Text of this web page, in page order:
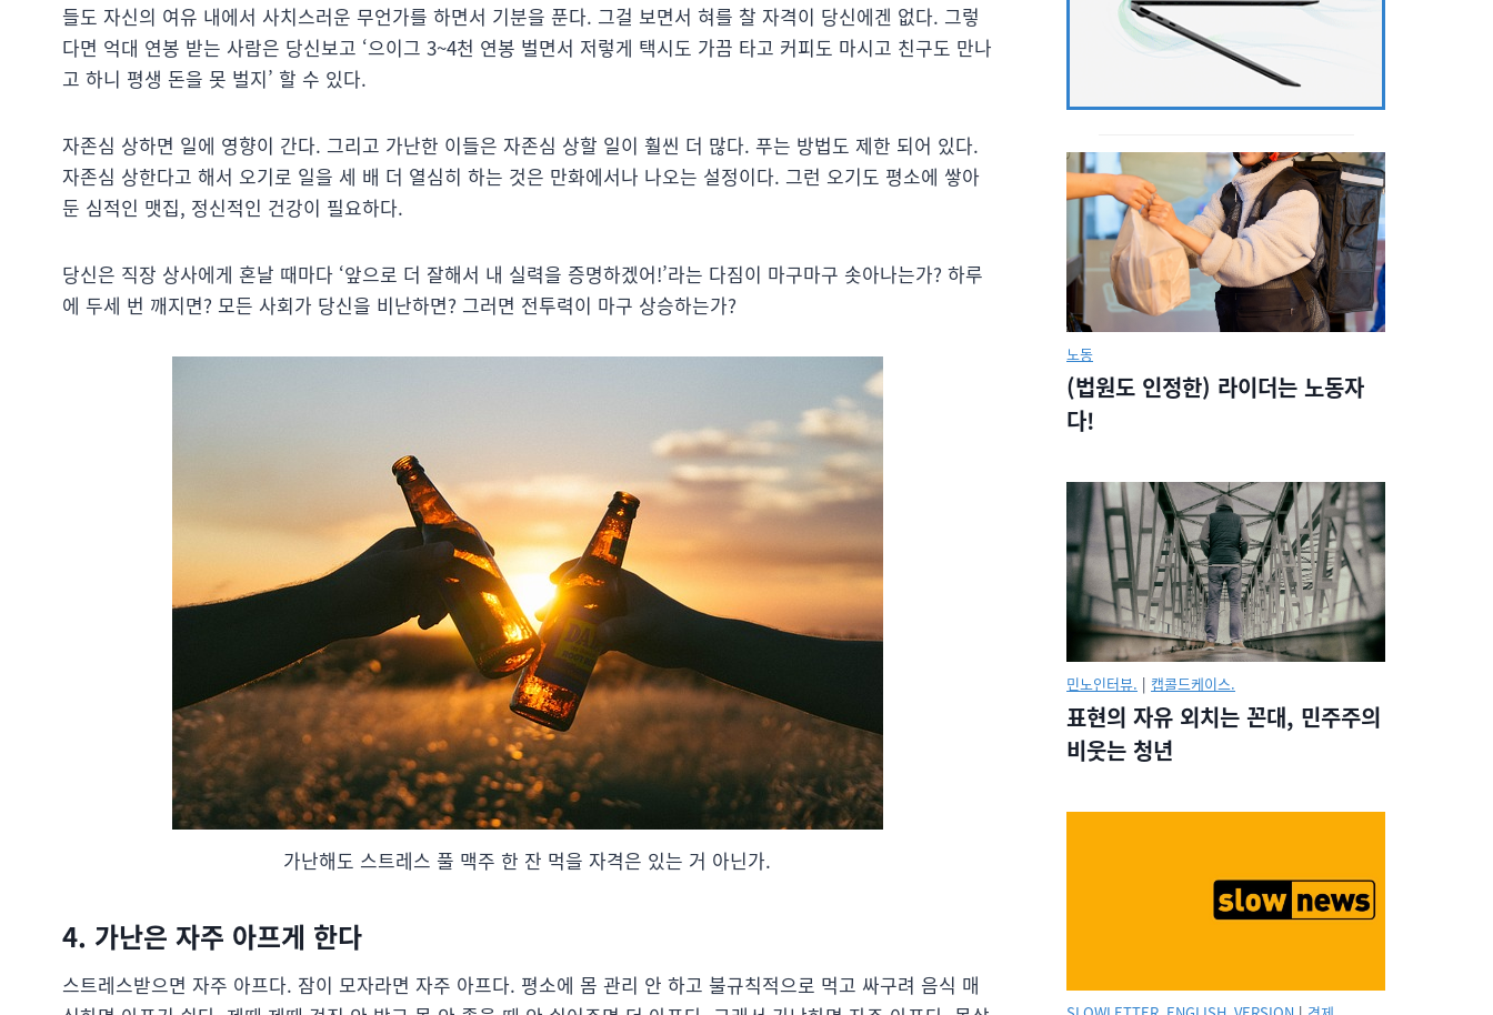
들도 자신의 여유 내에서 사치스러운 무언가를 하면서 기분을 푼다. 그걸 보면서 혀를 찰 자격이 당신에겐 없다. 그렇
다면 억대 연봉 받는 사람은 당신보고 ‘으이그 3~4천 연봉 벌면서 저렇게 택시도 가끔 타고 커피도 마시고 친구도 만나
고 하니 평생 돈을 못 벌지’ 할 수 있다.
자존심 상하면 일에 영향이 간다. 그리고 가난한 이들은 자존심 상할 일이 훨씬 더 많다. 푸는 방법도 제한 되어 있다.
자존심 상한다고 해서 오기로 일을 세 배 더 열심히 하는 것은 만화에서나 나오는 설정이다. 그런 오기도 평소에 쌓아
둔 심적인 맷집, 정신적인 건강이 필요하다.
당신은 직장 상사에게 혼날 때마다 ‘앞으로 더 잘해서 내 실력을 증명하겠어!’라는 다짐이 마구마구 솟아나는가? 하루
에 두세 번 깨지면? 모든 사회가 당신을 비난하면? 그러면 전투력이 마구 상승하는가?
가난해도 스트레스 풀 맥주 한 잔 먹을 자격은 있는 거 아닌가.
4. 가난은 자주 아프게 한다
스트레스받으면 자주 아프다. 잠이 모자라면 자주 아프다. 평소에 몸 관리 안 하고 불규칙적으로 먹고 싸구려 음식 매
노동
(법원도 인정한) 라이더는 노동자
다!
민노인터뷰. | 캡콜드케이스.
표현의 자유 외치는 꼰대, 민주주의
비웃는 청년